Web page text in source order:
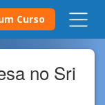
Curso
no Sri